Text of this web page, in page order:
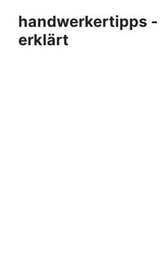
Inhalt
springen
handwerkertipps
erklärt